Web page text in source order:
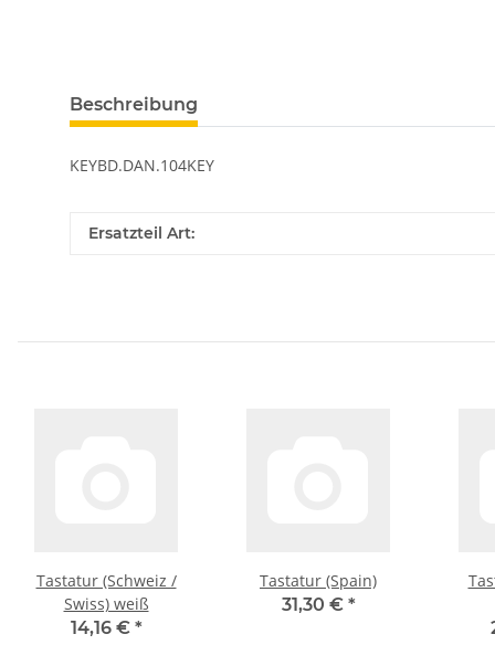
Beschreibung
KEYBD.DAN.104KEY
Ersatzteil Art:
Tastatur (Schweiz /
Swiss) weiß
14,16 € *
Tastatur (Spain)
31,30 € *